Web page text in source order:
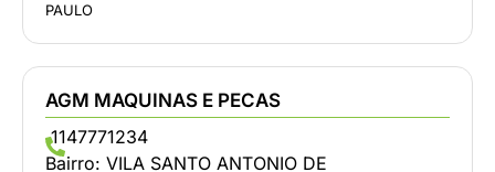
PAULO
AGM MAQUINAS E PECAS
1147771234
Bairro: VILA SANTO ANTONIO DE